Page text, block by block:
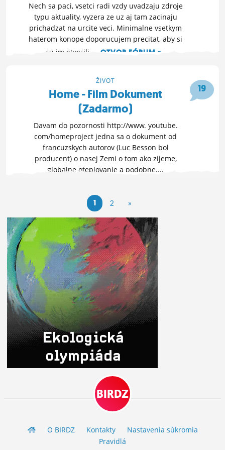
Nech sa paci, vsetci radi vzdy uvadzaju zdroje
typu aktuality, vyzera ze uz aj tam zacinaju
prichadzat na urcite veci. Minimalne vsetkym
haterom konope doporucujem precitat, aby si
sa im otvorili...
OTVOR FÓRUM »
19
ŽIVOT
Home - Film Dokument
(Zadarmo)
Davam do pozornosti http://www. youtube.
com/homeproject jedna sa o dokument od
francuzskych autorov (Luc Besson bol
producent) o nasej Zemi o tom ako zijeme,
globalne oteplovanie a podobne....
9. 6. 2009 23:35
1 2 »
BIRDZ
O BIRDZ Kontakty
Nastavenia súkromia
Pravidlá